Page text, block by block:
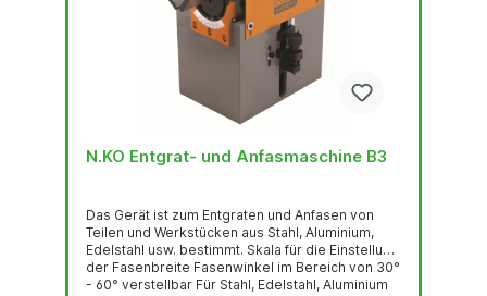
N.KO Entgrat- und Anfasmaschine B3
Das Gerät ist zum Entgraten und Anfasen von
Teilen und Werkstücken aus Stahl, Aluminium,
Edelstahl usw. bestimmt. Skala für die Einstellung
der Fasenbreite Fasenwinkel im Bereich von 30°
- 60° verstellbar Für Stahl, Edelstahl, Aluminium